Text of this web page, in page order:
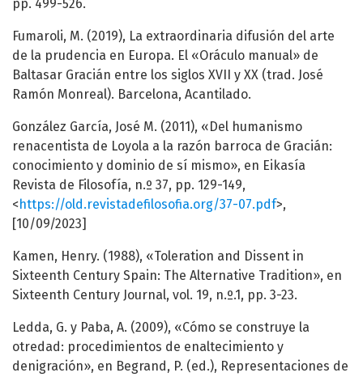
pp. 499-526.
Fumaroli, M. (2019), La extraordinaria difusión del arte
de la prudencia en Europa. El «Oráculo manual» de
Baltasar Gracián entre los siglos XVII y XX (trad. José
Ramón Monreal). Barcelona, Acantilado.
González García, José M. (2011), «Del humanismo
renacentista de Loyola a la razón barroca de Gracián:
conocimiento y dominio de sí mismo», en Eikasía
Revista de Filosofía, n.º 37, pp. 129-149,
<https://old.revistadefilosofia.org/37-07.pdf>,
[10/09/2023]
Kamen, Henry. (1988), «Toleration and Dissent in
Sixteenth Century Spain: The Alternative Tradition», en
Sixteenth Century Journal, vol. 19, n.º.1, pp. 3-23.
Ledda, G. y Paba, A. (2009), «Cómo se construye la
otredad: procedimientos de enaltecimiento y
denigración», en Begrand, P. (ed.), Representaciones de